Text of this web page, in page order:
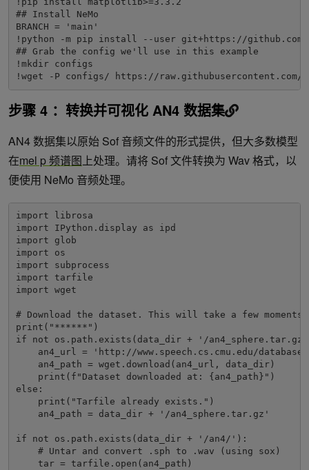
## Install NeMo
BRANCH = 'main'
!python -m pip install --user git+https://github.com/
## Grab the config we'll use in this example
!mkdir configs
!wget -P configs/ https://raw.githubusercontent.com/
步骤 4 ：转换并可视化 AN4 数据集
AN4 数据集以原始 Sof 音频文件的形式提供，但大多数模型
在mel p 频谱图 上处理。请将 Sof 文件转换为 Wav 格式，以
便使用 NeMo 音频处理。
import librosa
import IPython.display as ipd
import glob
import os
import subprocess
import tarfile
import wget
# Download the dataset. This will take a few
print("******")
if not os.path.exists(data_dir + '/
an4_url = 'http://www.speech.cs.cmu.edu/
    an4_path = wget.download(an4_url, data_dir)
    print(f"Dataset downloaded at: {an4_path}")
else:
    print("Tarfile already exists.")
    an4_path = data_dir + '/an4_sphere.tar.gz'
if not os.path.exists(data_dir + '/an4/'):
    # Untar and convert .sph to .wav (using sox)
    tar = tarfile.open(an4_path)